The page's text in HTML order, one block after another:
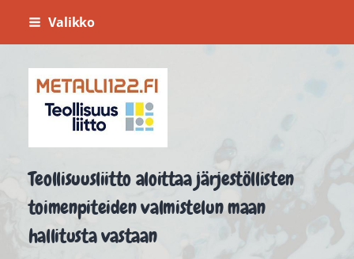
Siirry
Valikko
Metalli 122
Teollisuusliitto aloittaa järjestöllisten
toimenpiteiden valmistelun maan
hallitusta vastaan